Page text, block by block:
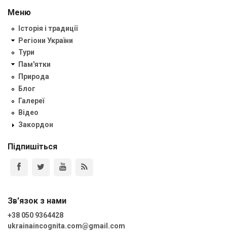
Меню
Історія і традиції
Регіони України
Тури
Пам'ятки
Природа
Блог
Галереї
Відео
Закордон
Підпишіться
Зв'язок з нами
+38 050 9364428
ukrainaincognita.com@gmail.com